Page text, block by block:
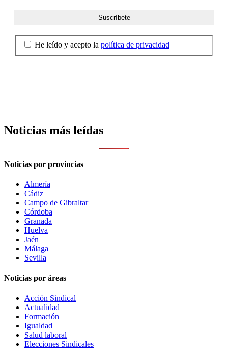
He leído y acepto la política de privacidad
Noticias más leídas
Noticias por provincias
Almería
Cádiz
Campo de Gibraltar
Córdoba
Granada
Huelva
Jaén
Málaga
Sevilla
Noticias por áreas
Acción Sindical
Actualidad
Formación
Igualdad
Salud laboral
Elecciones Sindicales